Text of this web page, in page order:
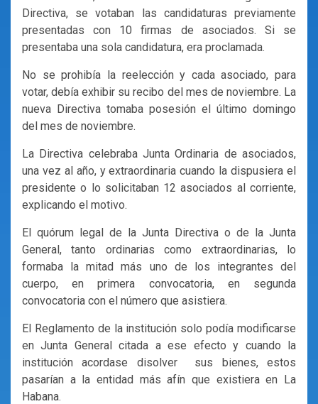
Directiva, se votaban las candidaturas previamente
presentadas con 10 firmas de asociados. Si se
presentaba una sola candidatura, era proclamada.
No se prohibía la reelección y cada asociado, para
votar, debía exhibir su recibo del mes de noviembre. La
nueva Directiva tomaba posesión el último domingo
del mes de noviembre.
La Directiva celebraba Junta Ordinaria de asociados,
una vez al año, y extraordinaria cuando la dispusiera el
presidente o lo solicitaban 12 asociados al corriente,
explicando el motivo.
El quórum legal de la Junta Directiva o de la Junta
General, tanto ordinarias como extraordinarias, lo
formaba la mitad más uno de los integrantes del
cuerpo, en primera convocatoria, en segunda
convocatoria con el número que asistiera.
El Reglamento de la institución solo podía modificarse
en Junta General citada a ese efecto y cuando la
institución acordase disolver sus bienes, estos
pasarían a la entidad más afín que existiera en La
Habana.